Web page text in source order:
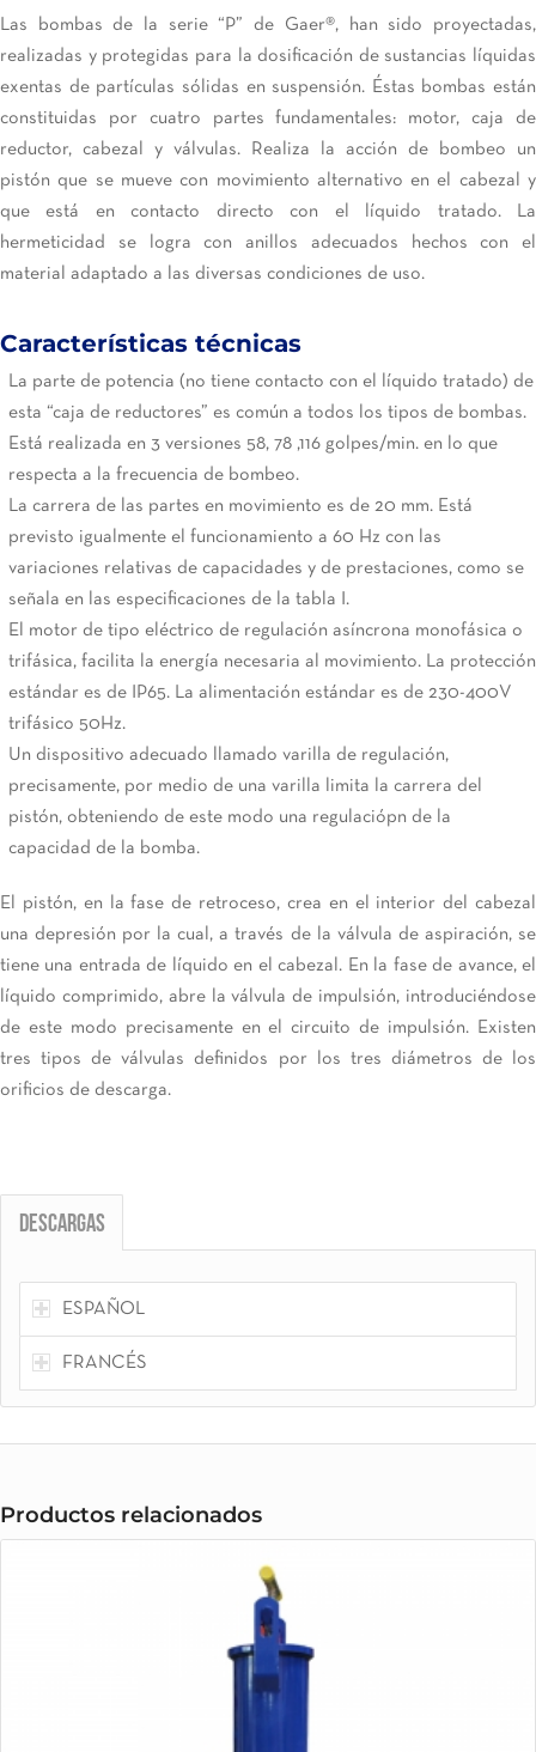
Las bombas de la serie “P” de Gaer®, han sido proyectadas,
realizadas y protegidas para la dosificación de sustancias líquidas
exentas de partículas sólidas en suspensión. Éstas bombas están
constituidas por cuatro partes fundamentales: motor, caja de
reductor, cabezal y válvulas. Realiza la acción de bombeo un
pistón que se mueve con movimiento alternativo en el cabezal y
que está en contacto directo con el líquido tratado. La
hermeticidad se logra con anillos adecuados hechos con el
material adaptado a las diversas condiciones de uso.
Características técnicas
La parte de potencia (no tiene contacto con el líquido tratado) de
esta “caja de reductores” es común a todos los tipos de bombas.
Está realizada en 3 versiones 58, 78 ,116 golpes/min. en lo que
respecta a la frecuencia de bombeo.
La carrera de las partes en movimiento es de 20 mm. Está
previsto igualmente el funcionamiento a 60 Hz con las
variaciones relativas de capacidades y de prestaciones, como se
señala en las especificaciones de la tabla I.
El motor de tipo eléctrico de regulación asíncrona monofásica o
trifásica, facilita la energía necesaria al movimiento. La protección
estándar es de IP65. La alimentación estándar es de 230-400V
trifásico 50Hz.
Un dispositivo adecuado llamado varilla de regulación,
precisamente, por medio de una varilla limita la carrera del
pistón, obteniendo de este modo una regulaciópn de la
capacidad de la bomba.
El pistón, en la fase de retroceso, crea en el interior del cabezal
una depresión por la cual, a través de la válvula de aspiración, se
tiene una entrada de líquido en el cabezal. En la fase de avance, el
líquido comprimido, abre la válvula de impulsión, introduciéndose
de este modo precisamente en el circuito de impulsión. Existen
tres tipos de válvulas definidos por los tres diámetros de los
orificios de descarga.
Descargas
ESPAÑOL
FRANCÉS
Productos relacionados